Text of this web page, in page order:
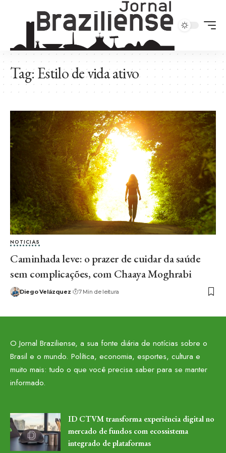
Tag:Estilo de vida ativo
NOTICIAS
Caminhada leve: o prazer de cuidar da saúde
sem complicações, com Chaaya Moghrabi
Diego Velázquez 7 Min de leitura
O Jornal Braziliense, a sua fonte diária de notícias sobre o
Brasil e o mundo. Política, economia, esportes, cultura e
muito mais: tudo o que você precisa saber para se manter
informado.
ID CTVM transforma experiência digital no
mercado de fundos com ecossistema
integrado de plataformas